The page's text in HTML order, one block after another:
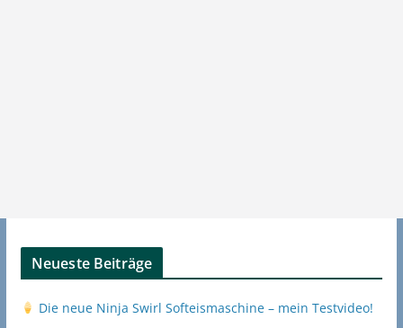
Neueste Beiträge
Die neue Ninja Swirl Softeismaschine – mein Testvideo!